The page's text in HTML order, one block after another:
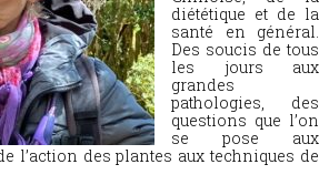
diététique et de la
santé en général.
Des soucis de tous
les jours aux
grandes
pathologies, des
questions que l’on
se pose aux
l’action des plantes aux techniques de